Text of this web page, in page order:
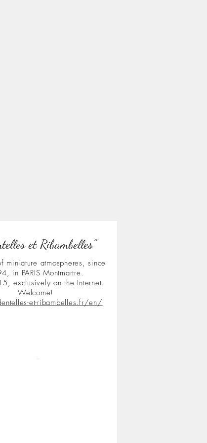
et Ribambelles"
miniature atmospheres, since
in PARIS Montmartre.
exclusively on the Internet.
Welcome!
et-ribambelles.fr/en/